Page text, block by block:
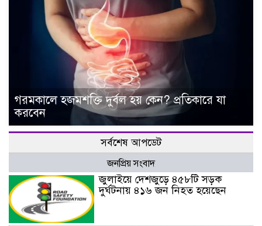
গরমকালে হজমশক্তি দুর্বল হয় কেন? প্রতিকারে যা
করবেন
সর্বশেষ আপডেট
জনপ্রিয় সংবাদ
জুলাইয়ে দেশজুড়ে ৪৫৮টি সড়ক
দুর্ঘটনায় ৪১৬ জন নিহত হয়েছেন